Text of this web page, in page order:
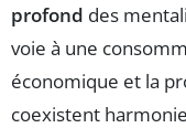
profond des
voie à une
économique et la
coexistent